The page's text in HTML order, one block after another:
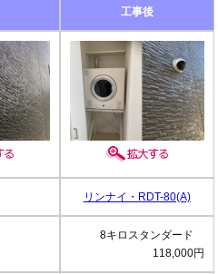
工事後
リンナイ・RDT-80(A)
8キロスタンダード
118,000円